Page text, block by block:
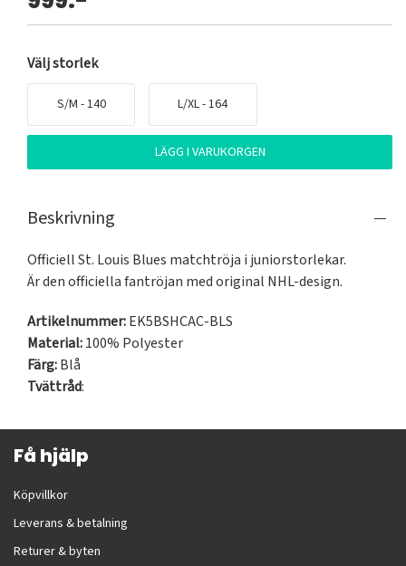
Välj storlek
S/M - 140 L/XL - 164
LÄGG I VARUKORGEN
Beskrivning
Officiell St. Louis Blues matchtröja i juniorstorlekar.
Är den officiella fantröjan med original NHL-design.
Artikelnummer:EK5BSHCAC-BLS
Material:100% Polyester
Färg:Blå
Tvättråd:
Få hjälp
Köpvillkor
Leverans & betalning
Returer & byten